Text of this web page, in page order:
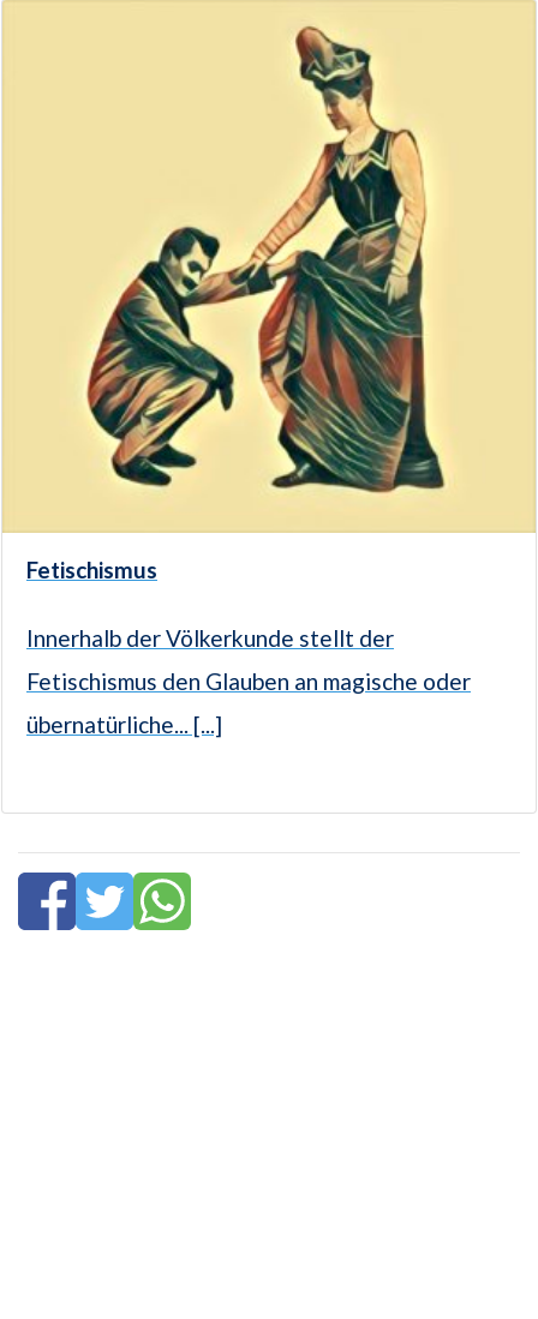
Fetischismus
Innerhalb der Völkerkunde stellt der
Fetischismus den Glauben an magische oder
übernatürliche... [...]